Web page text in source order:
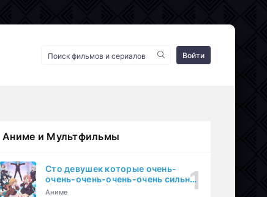
Войти
Аниме и Мультфильмы
Сто девушек которые очень-
очень-очень-очень-очень сильно
тебя любят (2023)
Аниме